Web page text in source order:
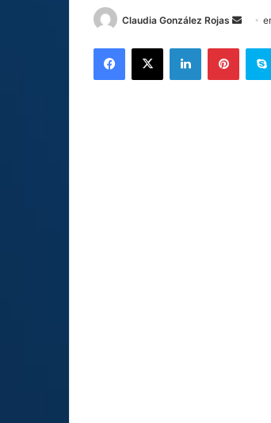
Claudia González Rojas
Send
email
Facebook
X LinkedIn